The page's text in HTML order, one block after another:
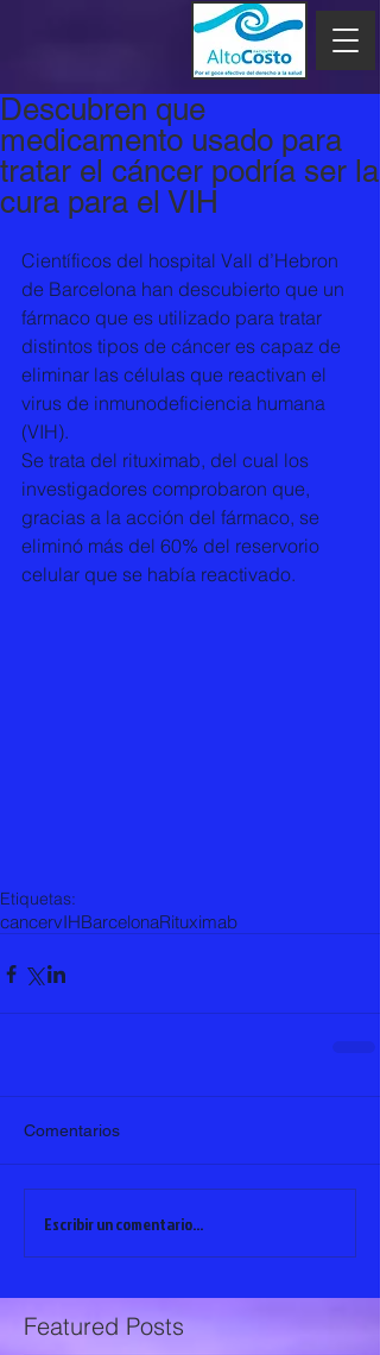
Descubren que
medicamento usado para
tratar el cáncer podría ser la
cura para el VIH
Científicos del hospital Vall d’Hebron
de Barcelona han descubierto que un
fármaco que es utilizado para tratar
distintos tipos de cáncer es capaz de
eliminar las células que reactivan el
virus de inmunodeficiencia humana
(VIH).
Se trata del rituximab, del cual los
investigadores comprobaron que,
gracias a la acción del fármaco, se
eliminó más del 60% del reservorio
celular que se había reactivado.
Etiquetas:
cancervIHBarcelonaRituximab
Comentarios
Escribir un comentario...
Featured Posts